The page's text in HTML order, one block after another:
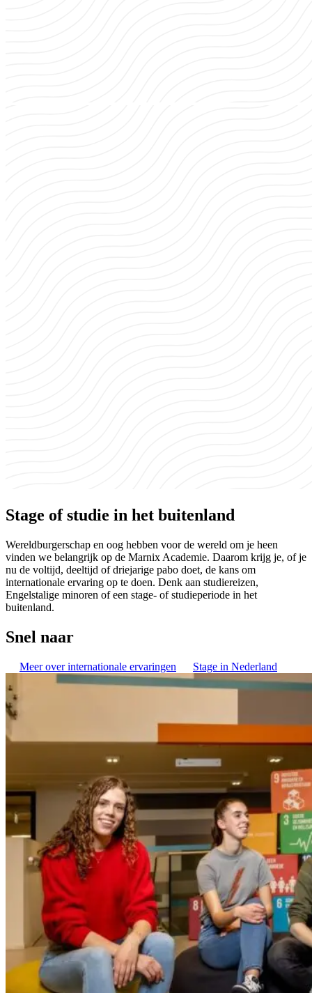
Stage of studie in het buitenland
Wereldburgerschap en oog hebben voor de wereld om je heen
vinden we belangrijk op de Marnix Academie. Daarom krijg je, of je
nu de voltijd, deeltijd of driejarige pabo doet, de kans om
internationale ervaring op te doen. Denk aan studiereizen,
Engelstalige minoren of een stage- of studieperiode in het
buitenland.
Snel naar
Meer over internationale ervaringen Stage in Nederland